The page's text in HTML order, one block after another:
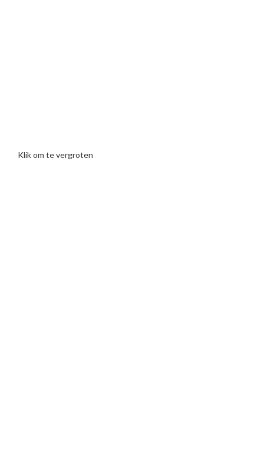
Klik om te vergroten